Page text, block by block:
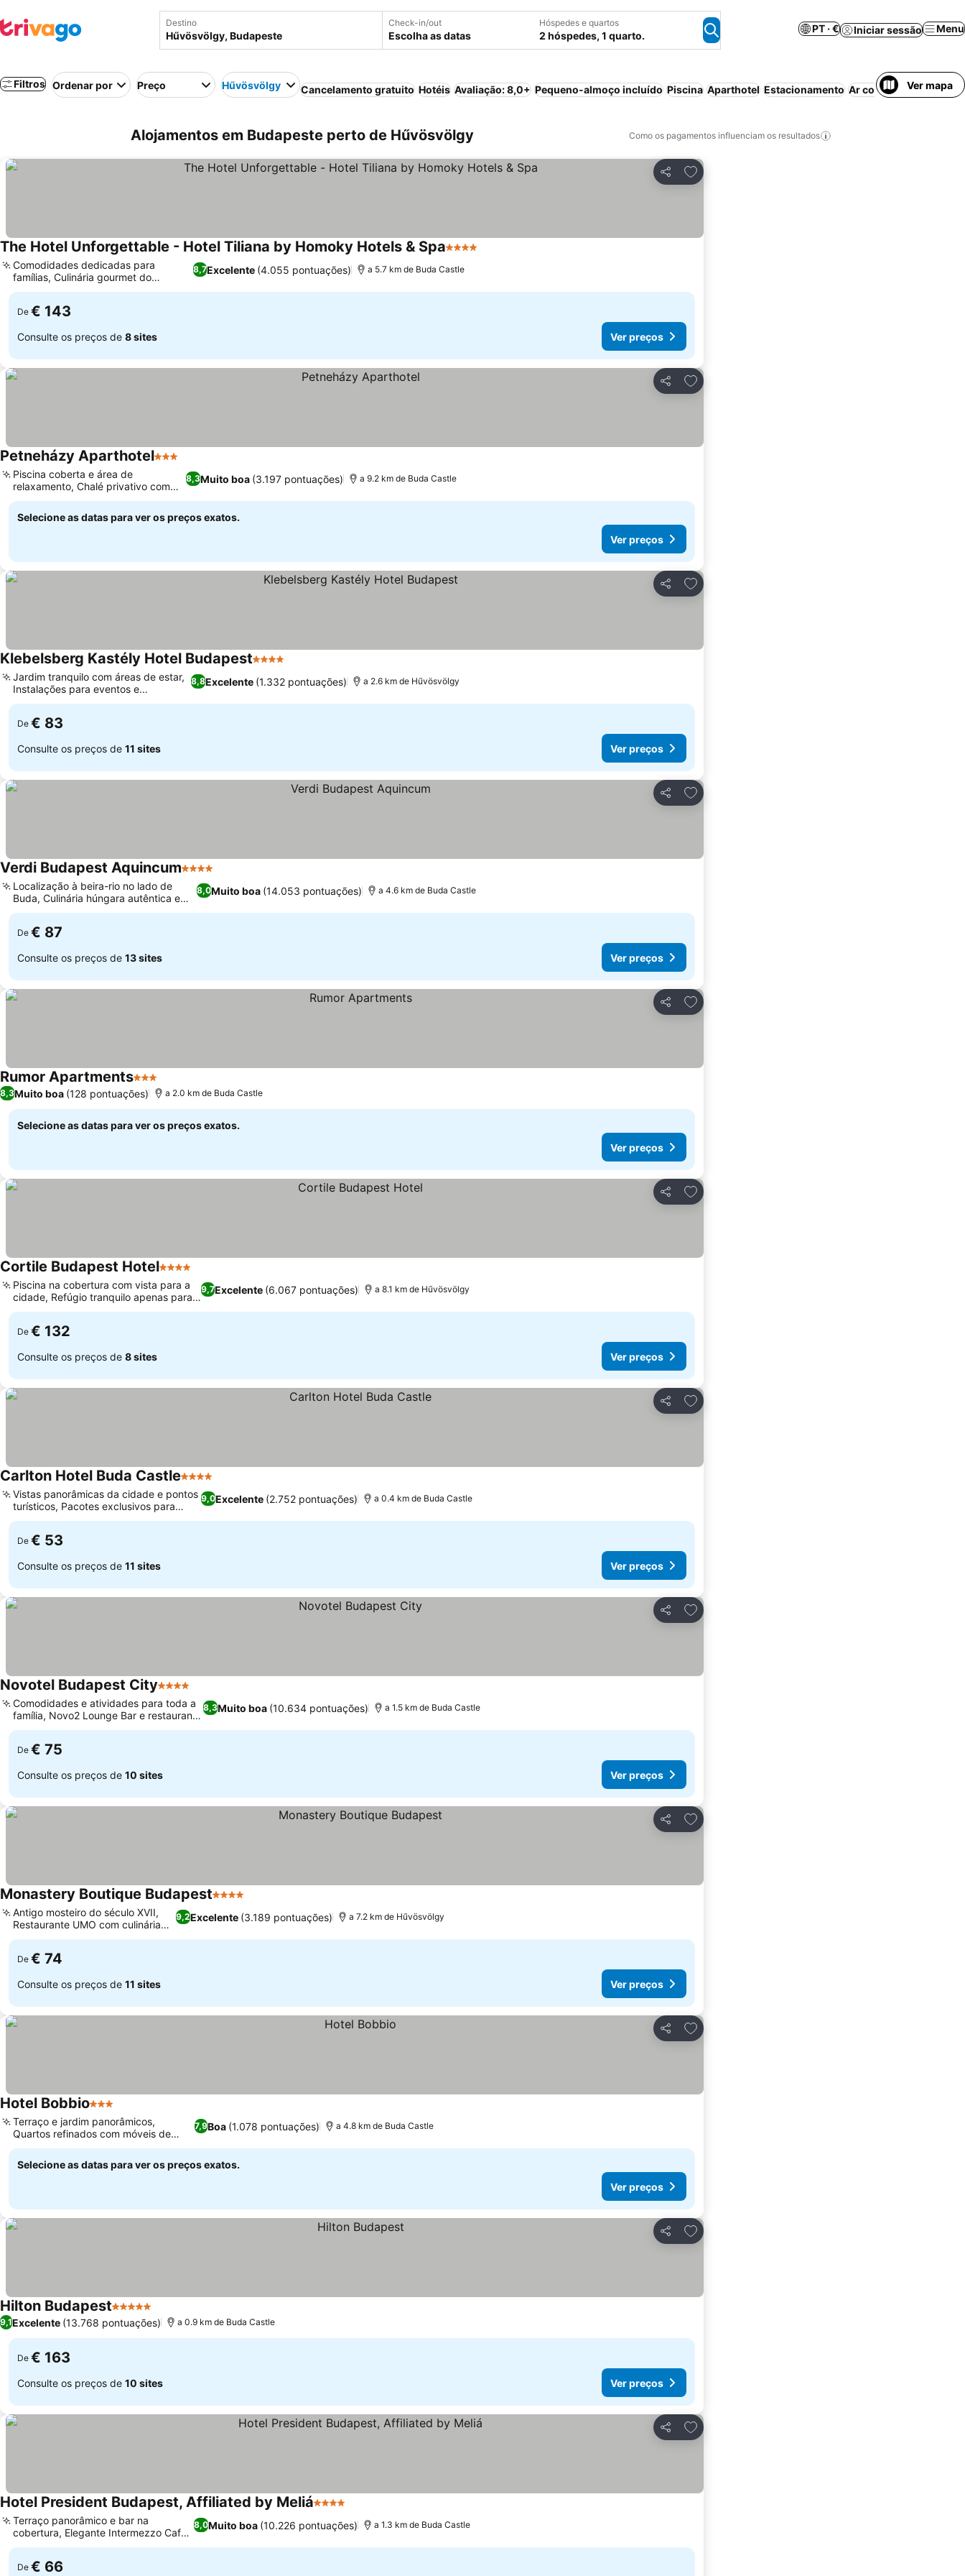
Destino Check-in/out
Escolha as datas
Hóspedes e quartos
2 hóspedes, 1 quarto.
PT · € Iniciar sessão Menu
Filtros Ordenar por Preço Hűvösvölgy Cancelamento gratuito Hotéis Avaliação: 8,0+ Pequeno-almoço incluído Piscina Aparthotel Estacionamento Ar condicionado Wi-fi
Ver mapa
Alojamentos em Budapeste perto de Hűvösvölgy Como os pagamentos influenciam os resultados
Partilhar
Adicionar aos favoritos
The Hotel Unforgettable - Hotel Tiliana by Homoky Hotels & Spa4 Estrelas
8,7Excelente (4.055 pontuações)
Comodidades dedicadas para
famílias, Culinária gourmet do
restaurante Etalon
a 5.7 km de Buda Castle
De € 143
Consulte os preços de 8 sites Ver preços
Partilhar
Adicionar aos favoritos
Petneházy Aparthotel3 Estrelas
8,3Muito boa (3.197 pontuações)
Piscina coberta e área de
relaxamento, Chalé privativo com
sauna pessoal
a 9.2 km de Buda Castle
Selecione as datas para ver os preços exatos.
Ver preços
Partilhar
Adicionar aos favoritos
Klebelsberg Kastély Hotel Budapest4 Estrelas
8,8Excelente (1.332 pontuações)
Jardim tranquilo com áreas de estar,
Instalações para eventos e
conferências
a 2.6 km de Hűvösvölgy
De € 83
Consulte os preços de 11 sites Ver preços
Partilhar
Adicionar aos favoritos
Verdi Budapest Aquincum4 Estrelas
8,0Muito boa (14.053 pontuações)
Localização à beira-rio no lado de
Buda, Culinária húngara autêntica e
internacional
a 4.6 km de Buda Castle
De € 87
Consulte os preços de 13 sites Ver preços
Partilhar
Adicionar aos favoritos
Rumor Apartments3 EstrelasVer preços
8,3Muito boa (128 pontuações) a 2.0 km de Buda Castle
Selecione as datas para ver os preços exatos.
Ver preços
Partilhar
Adicionar aos favoritos
Cortile Budapest Hotel4 Estrelas
9,7Excelente (6.067 pontuações)
Piscina na cobertura com vista para a
cidade, Refúgio tranquilo apenas para
adultos
a 8.1 km de Hűvösvölgy
De € 132
Consulte os preços de 8 sites Ver preços
Partilhar
Adicionar aos favoritos
Carlton Hotel Buda Castle4 Estrelas
9,0Excelente (2.752 pontuações)
Vistas panorâmicas da cidade e pontos
turísticos, Pacotes exclusivos para
viajantes
a 0.4 km de Buda Castle
De € 53
Consulte os preços de 11 sites Ver preços
Partilhar
Adicionar aos favoritos
Novotel Budapest City4 Estrelas
8,3Muito boa (10.634 pontuações)
Comodidades e atividades para toda a
família, Novo2 Lounge Bar e restaurante
no local
a 1.5 km de Buda Castle
De € 75
Consulte os preços de 10 sites Ver preços
Partilhar
Adicionar aos favoritos
Monastery Boutique Budapest4 Estrelas
9,2Excelente (3.189 pontuações)
Antigo mosteiro do século XVII,
Restaurante UMO com culinária
local
a 7.2 km de Hűvösvölgy
De € 74
Consulte os preços de 11 sites Ver preços
Partilhar
Adicionar aos favoritos
Hotel Bobbio3 Estrelas
7,9Boa (1.078 pontuações)
Terraço e jardim panorâmicos,
Quartos refinados com móveis de
madeira
a 4.8 km de Buda Castle
Selecione as datas para ver os preços exatos.
Ver preços
Partilhar
Adicionar aos favoritos
Hilton Budapest5 Estrelas Ver preços
9,1Excelente (13.768 pontuações) a 0.9 km de Buda Castle
De € 163
Consulte os preços de 10 sites Ver preços
Partilhar
Adicionar aos favoritos
Hotel President Budapest, Affiliated by Meliá4 Estrelas
8,0Muito boa (10.226 pontuações)
Terraço panorâmico e bar na
cobertura, Elegante Intermezzo Café
& Restaurante
a 1.3 km de Buda Castle
De € 66